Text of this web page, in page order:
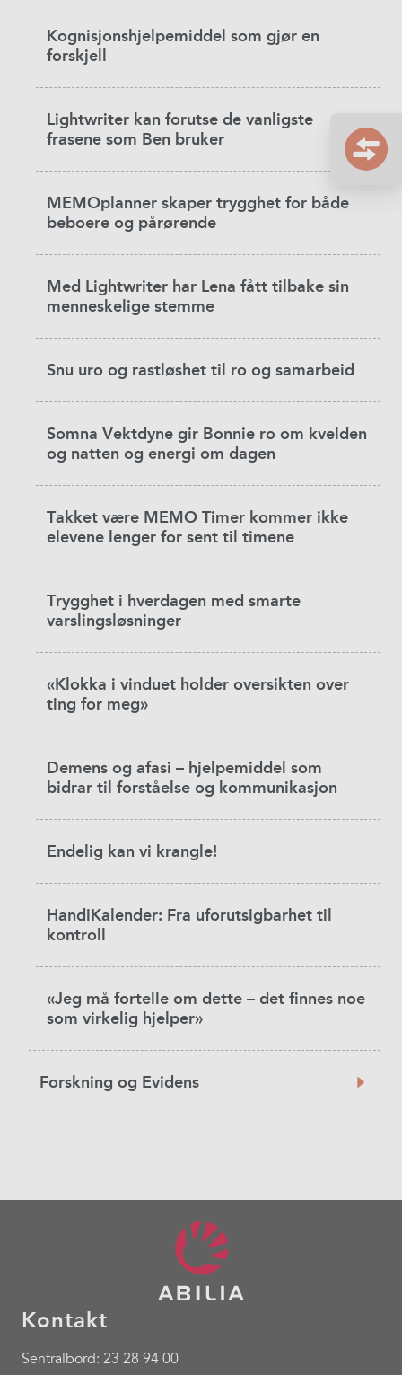
Kognisjonshjelpemiddel som gjør en
forskjell
Lightwriter kan forutse de vanligste
frasene som Ben bruker
MEMOplanner skaper trygghet for både
beboere og pårørende
Med Lightwriter har Lena fått tilbake sin
menneskelige stemme
Snu uro og rastløshet til ro og samarbeid
Somna Vektdyne gir Bonnie ro om kvelden
og natten og energi om dagen
Takket være MEMO Timer kommer ikke
elevene lenger for sent til timene
Trygghet i hverdagen med smarte
varslingsløsninger
«Klokka i vinduet holder oversikten over
ting for meg»
Demens og afasi – hjelpemiddel som
bidrar til forståelse og kommunikasjon
Endelig kan vi krangle!
HandiKalender: Fra uforutsigbarhet til
kontroll
«Jeg må fortelle om dette – det finnes noe
som virkelig hjelper»
Forskning og Evidens
Kontakt
Sentralbord: 23 28 94 00